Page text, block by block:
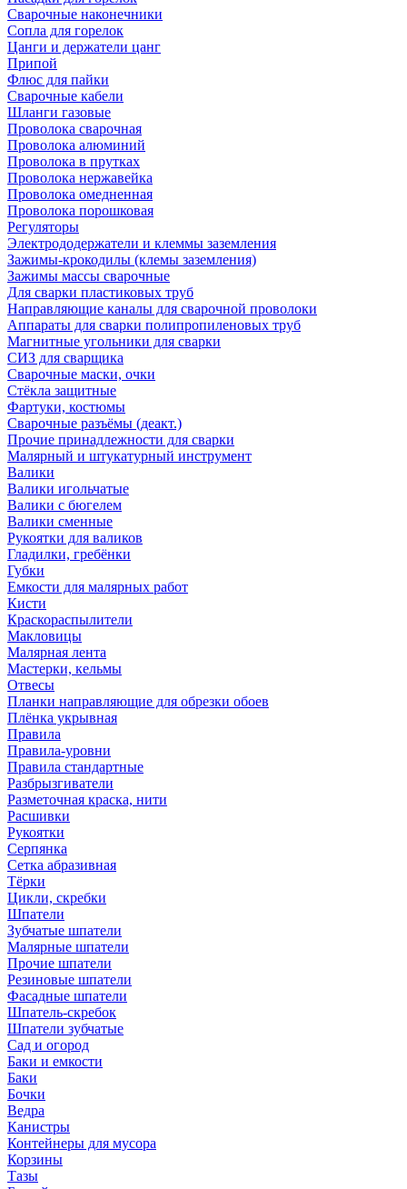
Сварочные наконечники
Сопла для горелок
Цанги и держатели цанг
Припой
Флюс для пайки
Сварочные кабели
Шланги газовые
Проволока сварочная
Проволока алюминий
Проволока в прутках
Проволока нержавейка
Проволока омедненная
Проволока порошковая
Регуляторы
Электрододержатели и клеммы заземления
Зажимы-крокодилы (клемы заземления)
Зажимы массы сварочные
Для сварки пластиковых труб
Направляющие каналы для сварочной проволоки
Аппараты для сварки полипропиленовых труб
Магнитные угольники для сварки
СИЗ для сварщика
Сварочные маски, очки
Стёкла защитные
Фартуки, костюмы
Сварочные разъёмы (деакт.)
Прочие принадлежности для сварки
Малярный и штукатурный инструмент
Валики
Валики игольчатые
Валики с бюгелем
Валики сменные
Рукоятки для валиков
Гладилки, гребёнки
Губки
Емкости для малярных работ
Кисти
Краскораспылители
Макловицы
Малярная лента
Мастерки, кельмы
Отвесы
Планки направляющие для обрезки обоев
Плёнка укрывная
Правила
Правила-уровни
Правила стандартные
Разбрызгиватели
Разметочная краска, нити
Расшивки
Рукоятки
Серпянка
Сетка абразивная
Тёрки
Цикли, скребки
Шпатели
Зубчатые шпатели
Малярные шпатели
Прочие шпатели
Резиновые шпатели
Фасадные шпатели
Шпатель-скребок
Шпатели зубчатые
Сад и огород
Баки и емкости
Баки
Бочки
Ведра
Канистры
Контейнеры для мусора
Корзины
Тазы